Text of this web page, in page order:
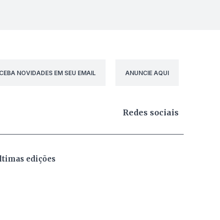
NOVIDADES EM SEU EMAIL ANUNCIE AQUI
Redes sociais
edições